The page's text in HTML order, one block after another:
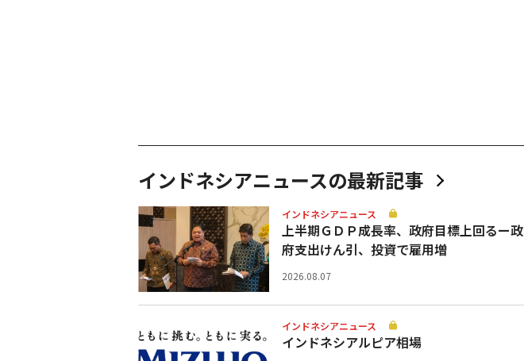
インドネシアニュースの最新記事
インドネシアニュース
上半期ＧＤＰ成長率、政府目標上回るー政
府支出けん引、投資で雇用増
2026.08.07
インドネシアニュース
インドネシアルピア相場